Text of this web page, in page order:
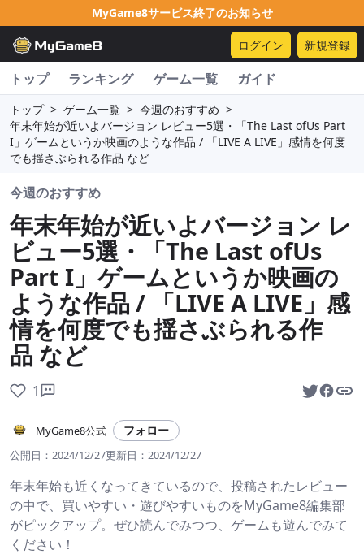
MyGame8サービス終了のお知らせ
ログイン 新規登録
トップ ランキング ゲーム一覧 ガイド
トップ > ゲーム一覧 > 今週のおすすめ >
年末年始が近いよバージョン レビュー5選・「The Last ofUs Part
I」ゲームというか映画のような作品 / 「LIVE A LIVE」感情を何度
でも揺さぶられる作品 など
今週のおすすめ
年末年始が近いよバージョン レ
ビュー5選・「The Last ofUs
Part I」ゲームというか映画の
ような作品 / 「LIVE A LIVE」感
情を何度でも揺さぶられる作
品 など
1
MyGame8公式 フォロー
公開日： 2024/12/27更新日： 2024/12/27
年末年始も近くなってきているので、投稿されたレビュー
の中で、買いやすい・遊びやすいものをMyGame8編集部
がピックアップ。ぜひ読んでみつつ、ゲームも遊んでみて
ください！